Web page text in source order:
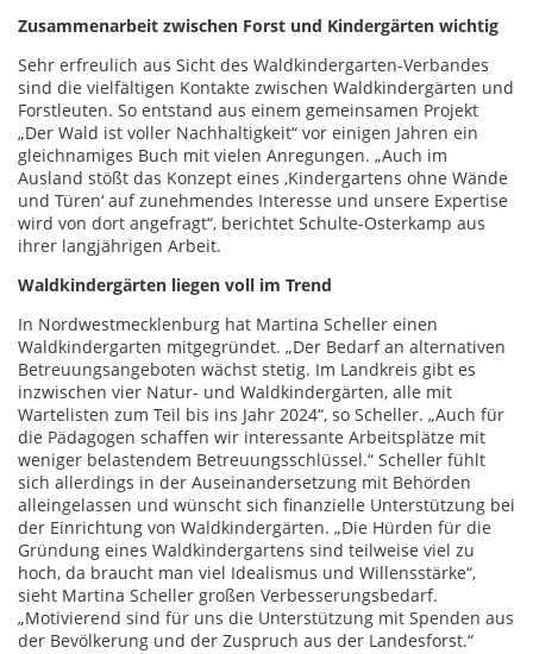
Zusammenarbeit zwischen Forst und Kindergärten wichtig
Sehr erfreulich aus Sicht des Waldkindergarten-Verbandes
sind die vielfältigen Kontakte zwischen Waldkindergärten und
Forstleuten. So entstand aus einem gemeinsamen Projekt
„Der Wald ist voller Nachhaltigkeit“ vor einigen Jahren ein
gleichnamiges Buch mit vielen Anregungen. „Auch im
Ausland stößt das Konzept eines ‚Kindergartens ohne Wände
und Türen‘ auf zunehmendes Interesse und unsere Expertise
wird von dort angefragt“, berichtet Schulte-Osterkamp aus
ihrer langjährigen Arbeit.
Waldkindergärten liegen voll im Trend
In Nordwestmecklenburg hat Martina Scheller einen
Waldkindergarten mitgegründet. „Der Bedarf an alternativen
Betreuungsangeboten wächst stetig. Im Landkreis gibt es
inzwischen vier Natur- und Waldkindergärten, alle mit
Wartelisten zum Teil bis ins Jahr 2024“, so Scheller. „Auch für
die Pädagogen schaffen wir interessante Arbeitsplätze mit
weniger belastendem Betreuungsschlüssel.“ Scheller fühlt
sich allerdings in der Auseinandersetzung mit Behörden
alleingelassen und wünscht sich finanzielle Unterstützung bei
der Einrichtung von Waldkindergärten. „Die Hürden für die
Gründung eines Waldkindergartens sind teilweise viel zu
hoch, da braucht man viel Idealismus und Willensstärke“,
sieht Martina Scheller großen Verbesserungsbedarf.
„Motivierend sind für uns die Unterstützung mit Spenden aus
der Bevölkerung und der Zuspruch aus der Landesforst.“